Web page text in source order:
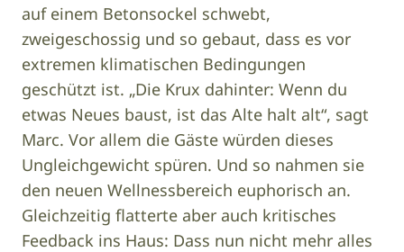
auf einem Betonsockel schwebt,
zweigeschossig und so gebaut, dass es vor
extremen klimatischen Bedingungen
geschützt ist. „Die Krux dahinter: Wenn du
etwas Neues baust, ist das Alte halt alt“, sagt
Marc. Vor allem die Gäste würden dieses
Ungleichgewicht spüren. Und so nahmen sie
den neuen Wellnessbereich euphorisch an.
Gleichzeitig flatterte aber auch kritisches
Feedback ins Haus: Dass nun nicht mehr alles